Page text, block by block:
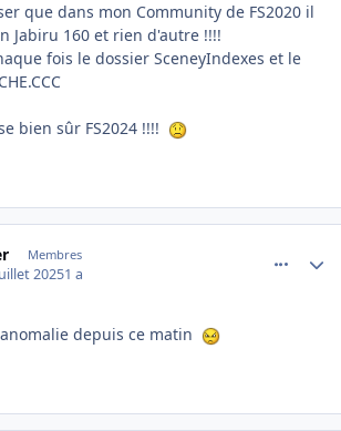
que dans mon Community de FS2020 il
Jabiru 160 et rien d'autre !!!!
fois le dossier SceneyIndexes et le
bien sûr FS2024 !!!!
Membres
20251 a
depuis ce matin